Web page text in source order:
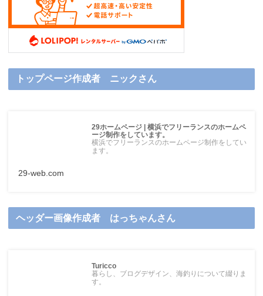
トップページ作成者 ニックさん
29ホームページ | 横浜でフリーランスのホームペ
ージ制作をしています。
横浜でフリーランスのホームページ制作をしてい
ます。
29-web.com
ヘッダー画像作成者 はっちゃんさん
Turicco
暮らし、ブログデザイン、海釣りについて綴りま
す。